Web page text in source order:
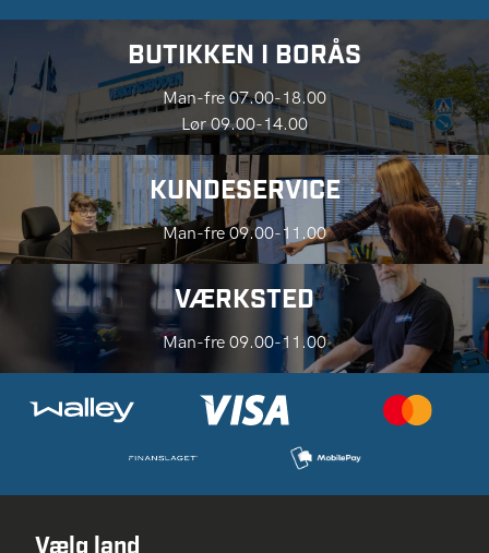
BUTIKKEN I BORÅS
Man-fre 07.00-18.00
Lør 09.00-14.00
KUNDESERVICE
Man-fre 09.00-11.00
VÆRKSTED
Man-fre 09.00-11.00
Vælg land